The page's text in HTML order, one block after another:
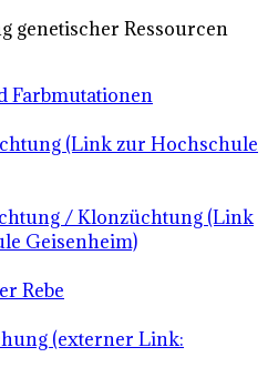
genetischer Ressourcen
Farbmutationen
(Link zur Hochschule
/ Klonzüchtung (Link
Geisenheim)
Rebe
(externer Link: